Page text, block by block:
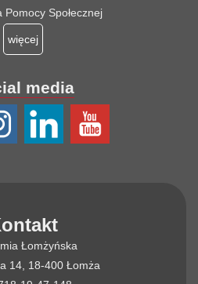
Pomocy Społecznej
więcej
media
Łomżyńska
14, 18-400 Łomża